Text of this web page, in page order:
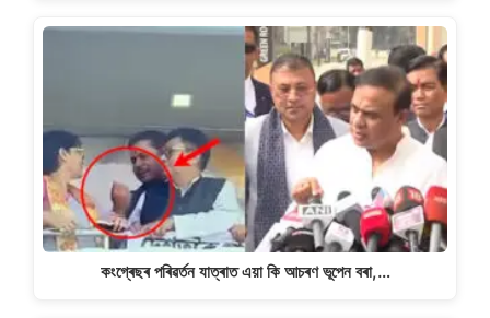
কংগ্ৰেছৰ পৰিৱৰ্তন যাত্ৰাত এয়া কি আচৰণ ভূপেন বৰা,…